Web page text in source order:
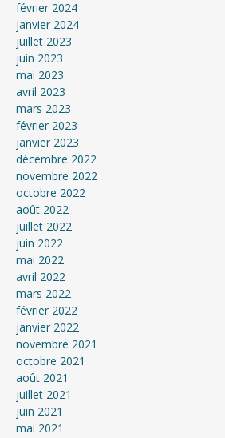
février 2024
janvier 2024
juillet 2023
juin 2023
mai 2023
avril 2023
mars 2023
février 2023
janvier 2023
décembre 2022
novembre 2022
octobre 2022
août 2022
juillet 2022
juin 2022
mai 2022
avril 2022
mars 2022
février 2022
janvier 2022
novembre 2021
octobre 2021
août 2021
juillet 2021
juin 2021
mai 2021